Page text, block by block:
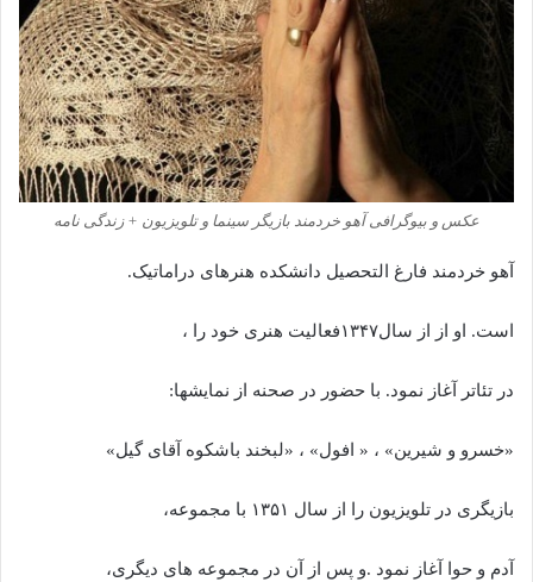
عکس و بیوگرافی آهو خردمند بازیگر سینما و تلویزیون + زندگی نامه
آهو خردمند فارغ التحصیل دانشکده هنرهای دراماتیک.
است. او از از سال۱۳۴۷فعالیت هنری خود را ،
در تئاتر آغاز نمود. با حضور در صحنه از نمایشها:
«خسرو و شیرین» ، « افول» ، «لبخند باشکوه آقای گیل»
بازیگری در تلویزیون را از سال ۱۳۵۱ با مجموعه،
آدم و حوا آغاز نمود .و پس از آن در مجموعه های دیگری،